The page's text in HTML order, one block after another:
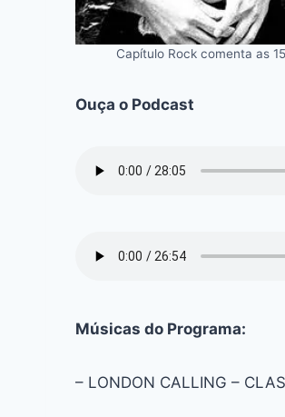
Capítulo Rock comenta as
Ouça o Podcast
Músicas do Programa:
– LONDON CALLING –